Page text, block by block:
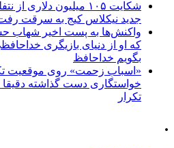
شکایت ۱۰۵ میلیون
جدید نیکلاس کیج به سرقت
واکنش‌ها به پست اخیر شهاب
که او از دنیای بازیگری
بگویم خداحافظ
«اسباب زحمت» روی موقعیت
تکرار
.